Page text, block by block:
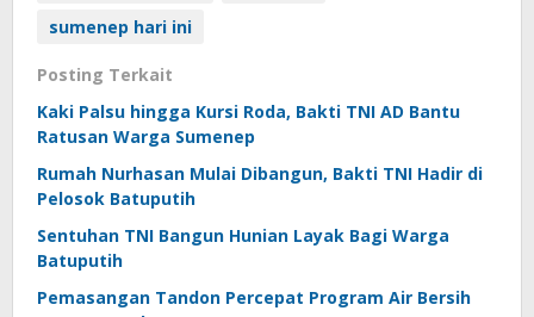
sumenep hari ini
Posting Terkait
Kaki Palsu hingga Kursi Roda, Bakti TNI AD Bantu
Ratusan Warga Sumenep
Rumah Nurhasan Mulai Dibangun, Bakti TNI Hadir di
Pelosok Batuputih
Sentuhan TNI Bangun Hunian Layak Bagi Warga
Batuputih
Pemasangan Tandon Percepat Program Air Bersih